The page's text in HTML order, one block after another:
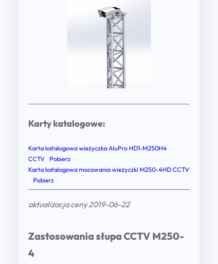
Karty katalogowe:
Karta katalogowa wieżyczka AluPro HD1-M250H4
CCTV
Pobierz
Karta katalogowa mocowania wieżyczki M250-4HD CCTV
Pobierz
aktualizacja ceny 2019-06-22
Zastosowania słupa CCTV M250-
4